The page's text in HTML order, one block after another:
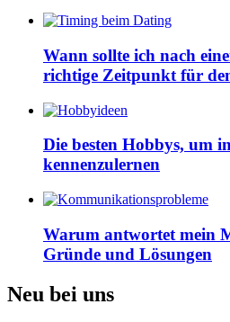
Wann sollte ich nach
richtige Zeitpunkt für
Die besten Hobbys, um
kennenzulernen
Warum antwortet mein
Gründe und Lösungen
Neu bei uns